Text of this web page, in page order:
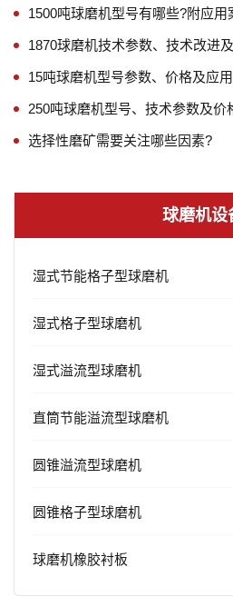
1500吨球磨机型号有哪些?附应用
1870球磨机技术参数、技术改进
15吨球磨机型号参数、价格及应
250吨球磨机型号、技术参数及价
选择性磨矿需要关注哪些因素?
球磨机设
湿式节能格子型球磨机
湿式格子型球磨机
湿式溢流型球磨机
直筒节能溢流型球磨机
圆锥溢流型球磨机
圆锥格子型球磨机
球磨机橡胶衬板